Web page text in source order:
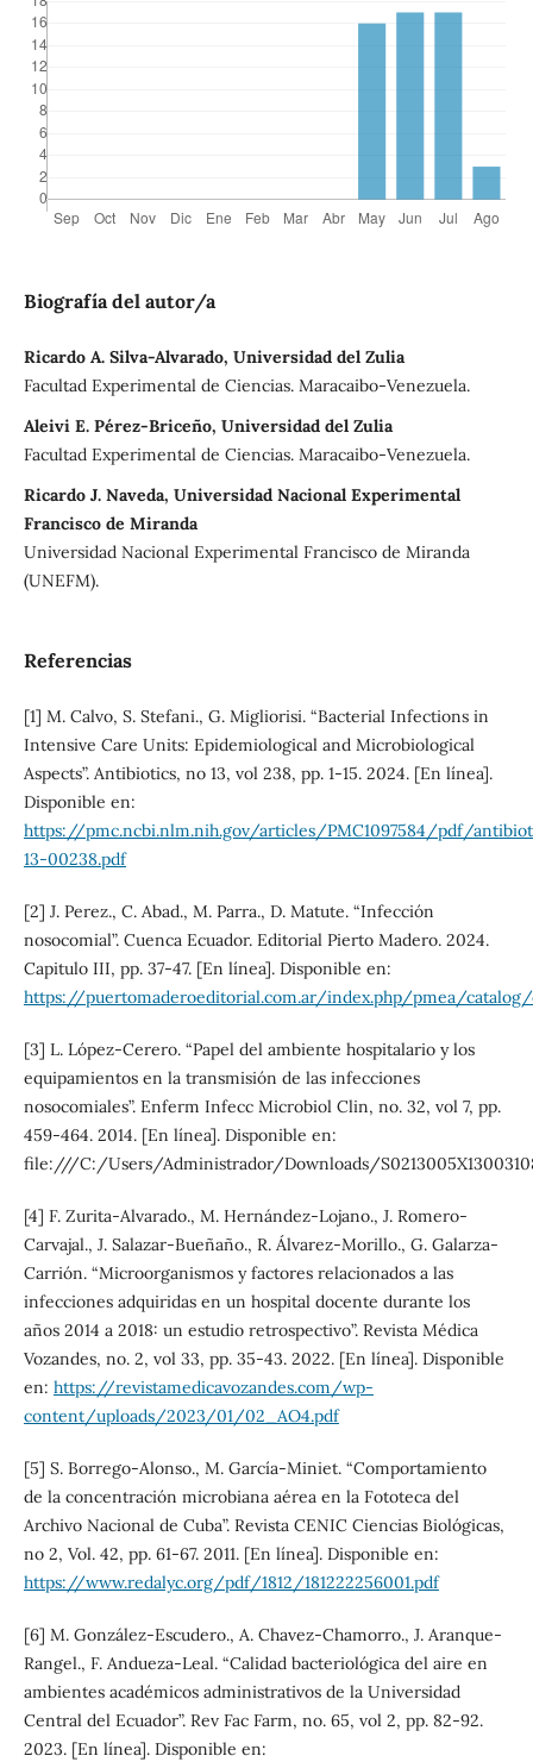
Biografía del autor/a
Ricardo A. Silva-Alvarado, Universidad del Zulia
Facultad Experimental de Ciencias. Maracaibo-Venezuela.
Aleivi E. Pérez-Briceño, Universidad del Zulia
Facultad Experimental de Ciencias. Maracaibo-Venezuela.
Ricardo J. Naveda, Universidad Nacional Experimental
Francisco de Miranda
Universidad Nacional Experimental Francisco de Miranda
(UNEFM).
Referencias
[1] M. Calvo, S. Stefani., G. Migliorisi. “Bacterial Infections in
Intensive Care Units: Epidemiological and Microbiological
Aspects”. Antibiotics, no 13, vol 238, pp. 1-15. 2024. [En línea].
Disponible en:
https://pmc.ncbi.nlm.nih.gov/articles/PMC1097584/pdf/
13-00238.pdf
[2] J. Perez., C. Abad., M. Parra., D. Matute. “Infección
nosocomial”. Cuenca Ecuador. Editorial Pierto Madero. 2024.
Capitulo III, pp. 37-47. [En línea]. Disponible en:
https://puertomaderoeditorial.com.ar/index.php/pmea/
[3] L. López-Cerero. “Papel del ambiente hospitalario y los
equipamientos en la transmisión de las infecciones
nosocomiales”. Enferm Infecc Microbiol Clin, no. 32, vol 7, pp.
459-464. 2014. [En línea]. Disponible en:
file:///C:/Users/Administrador/Downloads/
[4] F. Zurita-Alvarado., M. Hernández-Lojano., J. Romero-
Carvajal., J. Salazar-Bueñaño., R. Álvarez-Morillo., G. Galarza-
Carrión. “Microorganismos y factores relacionados a las
infecciones adquiridas en un hospital docente durante los
años 2014 a 2018: un estudio retrospectivo”. Revista Médica
Vozandes, no. 2, vol 33, pp. 35-43. 2022. [En línea]. Disponible
en: https://revistamedicavozandes.com/wp-
content/uploads/2023/01/02_AO4.pdf
[5] S. Borrego-Alonso., M. García-Miniet. “Comportamiento
de la concentración microbiana aérea en la Fototeca del
Archivo Nacional de Cuba”. Revista CENIC Ciencias Biológicas,
no 2, Vol. 42, pp. 61-67. 2011. [En línea]. Disponible en:
https://www.redalyc.org/pdf/1812/181222256001.pdf
[6] M. González-Escudero., A. Chavez-Chamorro., J. Aranque-
Rangel., F. Andueza-Leal. “Calidad bacteriológica del aire en
ambientes académicos administrativos de la Universidad
Central del Ecuador”. Rev Fac Farm, no. 65, vol 2, pp. 82-92.
2023. [En línea]. Disponible en: